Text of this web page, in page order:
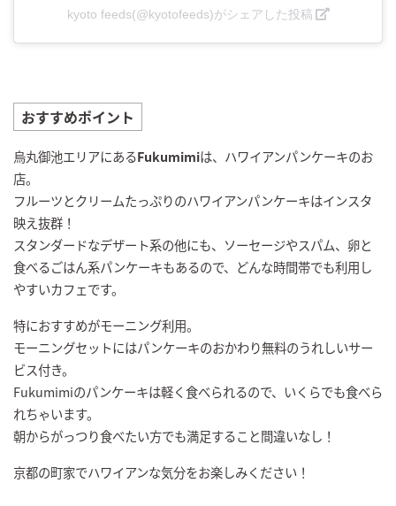
kyoto feeds(@kyotofeeds)がシェアした投稿
おすすめポイント
烏丸御池エリアにあるFukumimiは、ハワイアンパンケーキのお
店。
フルーツとクリームたっぷりのハワイアンパンケーキはインスタ
映え抜群！
スタンダードなデザート系の他にも、ソーセージやスパム、卵と
食べるごはん系パンケーキもあるので、どんな時間帯でも利用し
やすいカフェです。
特におすすめがモーニング利用。
モーニングセットにはパンケーキのおかわり無料のうれしいサー
ビス付き。
Fukumimiのパンケーキは軽く食べられるので、いくらでも食べら
れちゃいます。
朝からがっつり食べたい方でも満足すること間違いなし！
京都の町家でハワイアンな気分をお楽しみください！